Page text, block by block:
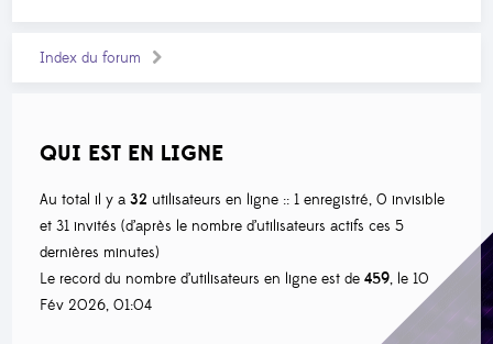
Index du forum
QUI EST EN LIGNE
Au total il y a32 utilisateurs en ligne :: 1 enregistré, 0 invisible
et 31 invités (d’après le nombre d’utilisateurs actifs ces 5
dernières minutes)
Le record du nombre d’utilisateurs en ligne est de459, le 10
Fév 2026, 01:04